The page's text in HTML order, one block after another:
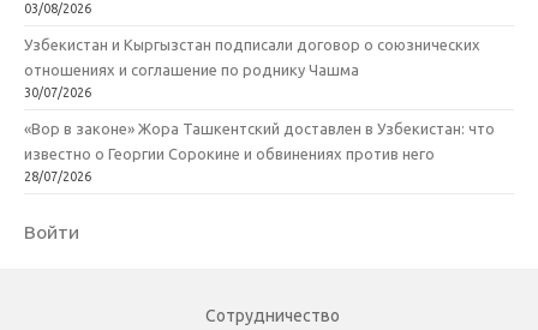
03/08/2026
Узбекистан и Кыргызстан подписали договор о союзнических
отношениях и соглашение по роднику Чашма
30/07/2026
«Вор в законе» Жора Ташкентский доставлен в Узбекистан: что
известно о Георгии Сорокине и обвинениях против него
28/07/2026
Войти
Сотрудничество